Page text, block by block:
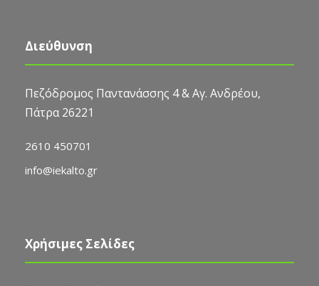
Διεύθυνση
Πεζόδρομος Παντανάσσης 4 & Αγ. Ανδρέου,
Πάτρα 26221
2610 450701
info@iekalto.gr
Χρήσιμες Σελίδες